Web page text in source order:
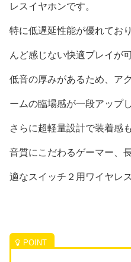
レスイヤホンです。
特に低遅延性能が優れてお
んど感じない快適プレイが
低音の厚みがあるため、ア
ームの臨場感が一段アップし
さらに超軽量設計で装着感
音質にこだわるゲーマー、
適なスイッチ２用ワイヤレ